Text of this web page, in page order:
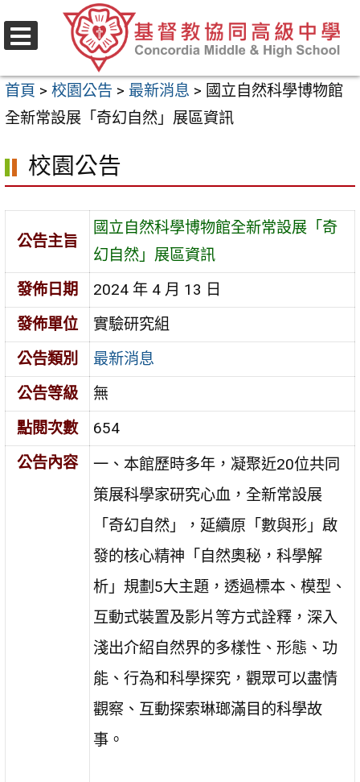
至
要
內
區
首頁 > 校園公告 > 最新消息 > 國立自然科學博物館
全新常設展「奇幻自然」展區資訊
校園公告
公告主旨
國立自然科學博物館全新常設展「奇
幻自然」展區資訊
發佈日期
2024 年 4 月 13 日
發佈單位
實驗研究組
公告類別
最新消息
公告等級
無
點閱次數
654
公告內容
一、本館歷時多年，凝聚近20位共同
策展科學家研究心血，全新常設展
「奇幻自然」，延續原「數與形」啟
發的核心精神「自然奧秘，科學解
析」規劃5大主題，透過標本、模型、
互動式裝置及影片等方式詮釋，深入
淺出介紹自然界的多樣性、形態、功
能、行為和科學探究，觀眾可以盡情
觀察、互動探索琳瑯滿目的科學故
事。
選
單